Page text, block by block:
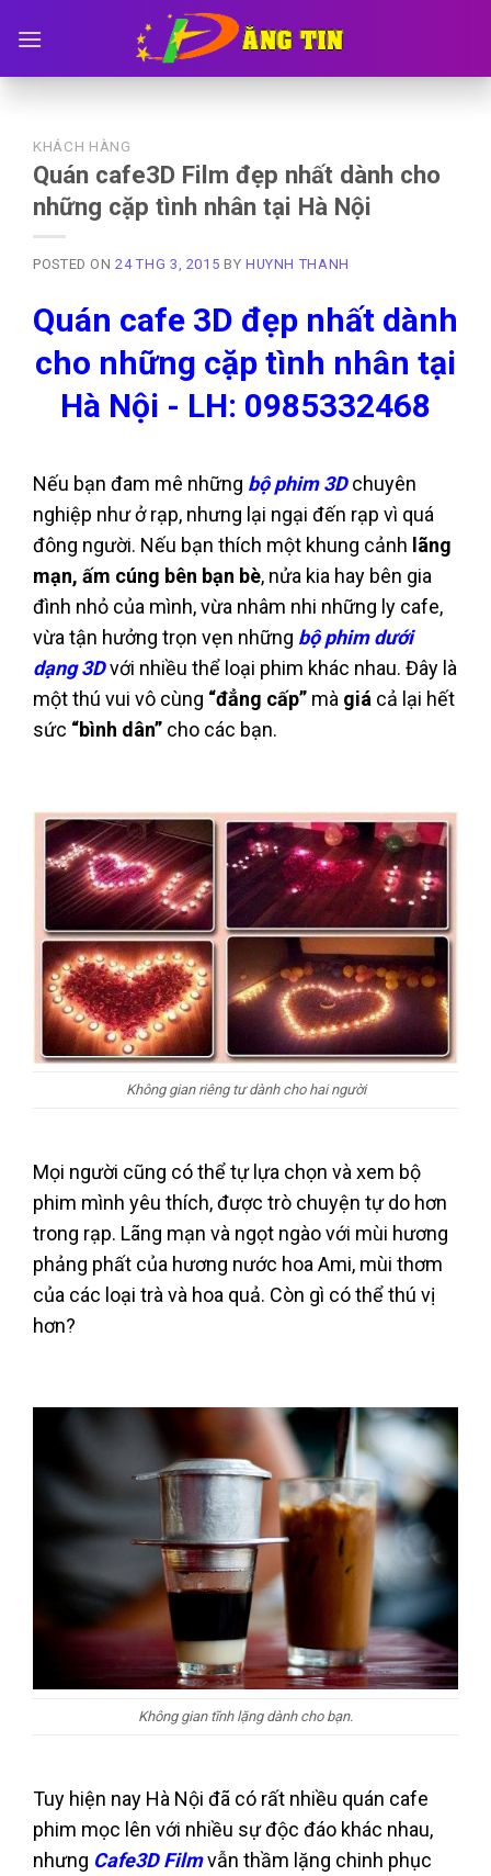
KHÁCH HÀNG
Quán cafe3D Film đẹp nhất dành cho
những cặp tình nhân tại Hà Nội
POSTED ON24 THG 3, 2015BY HUYNH THANH
Quán cafe 3D đẹp nhất dành
cho những cặp tình nhân tại
Hà Nội - LH: 0985332468
Nếu bạn đam mê những bộ phim 3Dchuyên
nghiệp như ở rạp, nhưng lại ngại đến rạp vì quá
đông người. Nếu bạn thích một khung cảnh lãng
mạn, ấm cúng bên bạn bè, nửa kia hay bên gia
đình nhỏ của mình, vừa nhâm nhi những ly cafe,
vừa tận hưởng trọn vẹn những bộ phim dưới
dạng 3Dvới nhiều thể loại phim khác nhau. Đây là
một thú vui vô cùng “đẳng cấp” mà giá cả lại hết
sức “bình dân” cho các bạn.
Không gian riêng tư dành cho hai người
Mọi người cũng có thể tự lựa chọn và xem bộ
phim mình yêu thích, được trò chuyện tự do hơn
trong rạp. Lãng mạn và ngọt ngào với mùi hương
phảng phất của hương nước hoa Ami, mùi thơm
của các loại trà và hoa quả. Còn gì có thể thú vị
hơn?
Không gian tĩnh lặng dành cho bạn.
Tuy hiện nay Hà Nội đã có rất nhiều quán cafe
phim mọc lên với nhiều sự độc đáo khác nhau,
nhưng Cafe3D Filmvẫn thầm lặng chinh phục